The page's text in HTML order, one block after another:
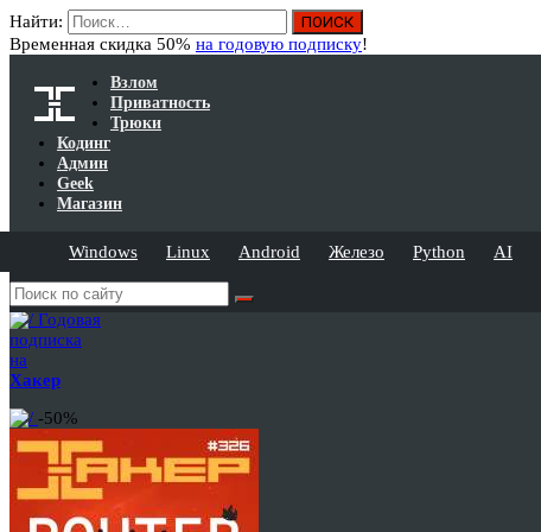
Найти:
Временная скидка 50% на годовую подписку!
Взлом
Приватность
Трюки
Кодинг
Админ
Geek
Магазин
Windows Linux Android Железо Python AI
Годовая
подписка
на
Хакер
-50%